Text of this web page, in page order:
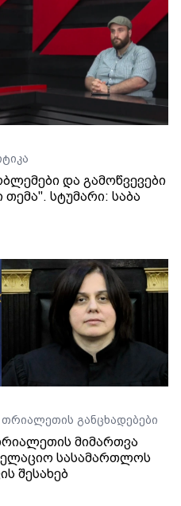
და გამოწვევები
სტუმარი: საბა
განცხადებები
მიმართვა
სასამართლოს
შესახებ